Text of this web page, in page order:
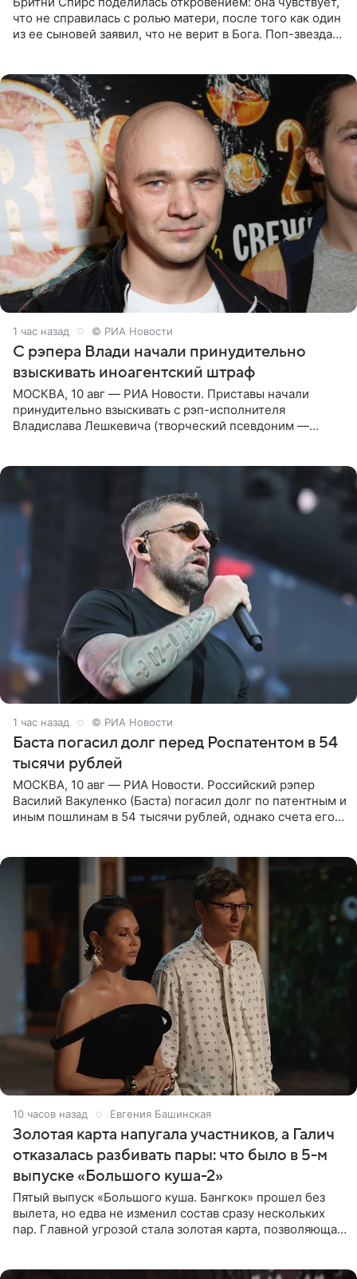
что не справилась с ролью матери, после того как один
из ее сыновей заявил, что не верит в Бога. Поп-звезда
1 час назад © РИА Новости
С рэпера Влади начали принудительно
взыскивать иноагентский штраф
МОСКВА, 10 авг — РИА Новости. Приставы начали
принудительно взыскивать с рэп-исполнителя
Владислава Лешкевича (творческий псевдоним —
1 час назад © РИА Новости
Баста погасил долг перед Роспатентом в 54
тысячи рублей
МОСКВА, 10 авг — РИА Новости. Российский рэпер
Василий Вакуленко (Баста) погасил долг по патентным и
иным пошлинам в 54 тысячи рублей, однако счета его
10 часов назад Евгения Башинская
Золотая карта напугала участников, а Галич
отказалась разбивать пары: что было в 5-м
выпуске «Большого куша-2»
Пятый выпуск «Большого куша. Бангкок» прошел без
вылета, но едва не изменил состав сразу нескольких
пар. Главной угрозой стала золотая карта, позволяющая